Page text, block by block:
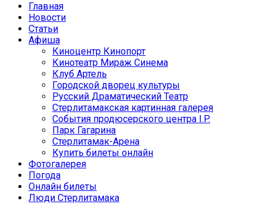
Главная
Новости
Статьи
Афиша
Киноцентр Кинопорт
Кинотеатр Мираж Синема
Клуб Артель
Городской дворец культуры
Русский Драматический Театр
Стерлитамакская картинная галерея
События продюсерского центра I.P.
Парк Гагарина
Стерлитамак-Арена
Купить билеты онлайн
Фотогалерея
Погода
Онлайн билеты
Люди Стерлитамака